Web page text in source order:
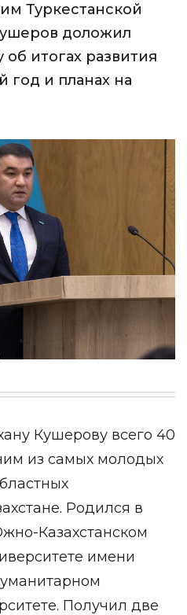
Туркестанской
доложил
об итогах развития
год и планах на
Кушерову всего 40
из самых молодых
Родился в
Казахстанском
имени
Получил две